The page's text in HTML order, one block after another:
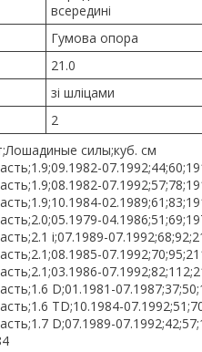
всередині
Гумова опора
21.0
зі шліцами
2
силы;куб. см
i;07.1989-
D;01.1981-
TD;10.1984-
D;07.1989-